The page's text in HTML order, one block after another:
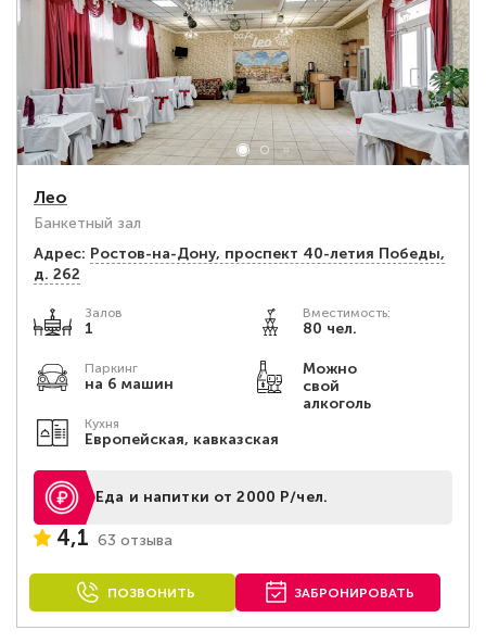
Лео
Банкетный зал
Адрес: Ростов-на-Дону, проспект 40-летия Победы,
д. 262
Залов
1
Вместимость:
80 чел.
Паркинг
на 6 машин
Можно
свой
алкоголь
Кухня
Европейская, кавказская
Еда и напитки от 2000 Р/чел.
4,1 63 отзыва
ПОЗВОНИТЬ ЗАБРОНИРОВАТЬ